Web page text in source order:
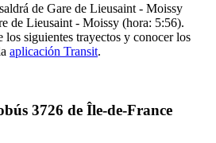
de Gare de Lieusaint - Moissy
de Lieusaint - Moissy (hora: 5:56).
los siguientes trayectos y conocer los
aplicación Transit.
3726 de Île-de-France